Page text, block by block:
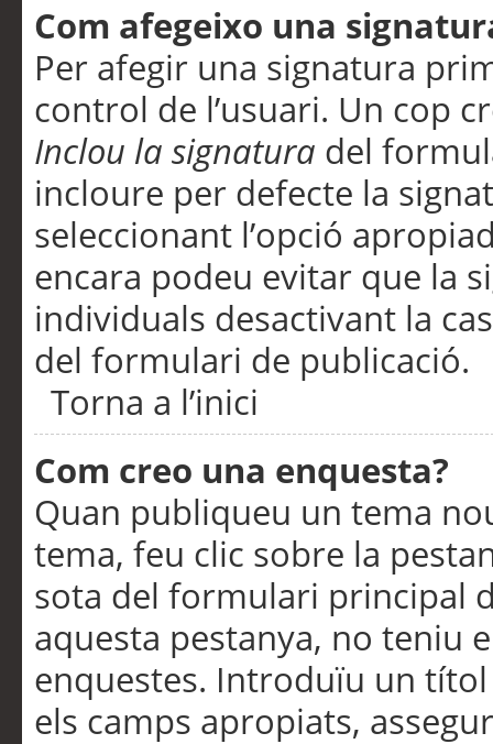
Com afegeixo una
Per afegir una signatura
control de l’usuari. Un cop
Inclou la signatura del
incloure per defecte la
seleccionant l’opció
encara podeu evitar que la
individuals desactivant la
del formulari de publicació.
Torna a l’inici
Com creo una enquesta?
Quan publiqueu un tema
tema, feu clic sobre la
sota del formulari principal
aquesta pestanya, no teniu
enquestes. Introduïu un
els camps apropiats,